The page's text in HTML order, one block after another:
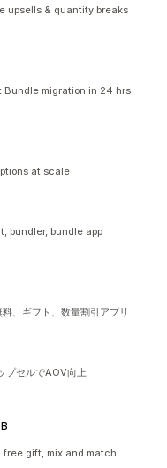
upsells & quantity breaks
Bundle migration in 24 hrs
at scale
bundler, bundle app
、ギフト、数量割引アプリ
プセルでAOV向上
free gift, mix and match